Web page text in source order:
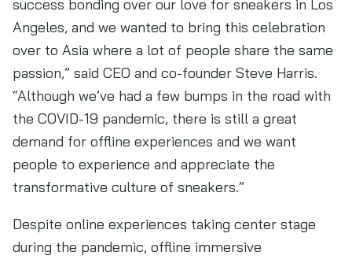
success bonding over our love for sneakers in Los
Angeles, and we wanted to bring this celebration
over to Asia where a lot of people share the same
passion,” said CEO and co-founder Steve Harris.
“Although we’ve had a few bumps in the road with
the COVID-19 pandemic, there is still a great
demand for offline experiences and we want
people to experience and appreciate the
transformative culture of sneakers.”
Despite online experiences taking center stage
during the pandemic, offline immersive